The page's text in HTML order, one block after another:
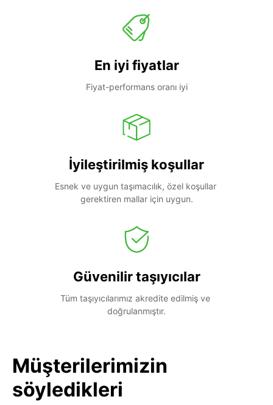
En iyi fiyatlar
Fiyat-performans oranı iyi
İyileştirilmiş koşullar
Esnek ve uygun taşımacılık, özel koşullar
gerektiren mallar için uygun.
Güvenilir taşıyıcılar
Tüm taşıyıcılarımız akredite edilmiş ve
doğrulanmıştır.
Müşterilerimizin
söyledikleri